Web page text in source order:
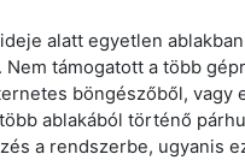
alatt egyetlen
Nem támogatott a több
böngészőből, vagy
ablakából történő
a rendszerbe, ugyanis